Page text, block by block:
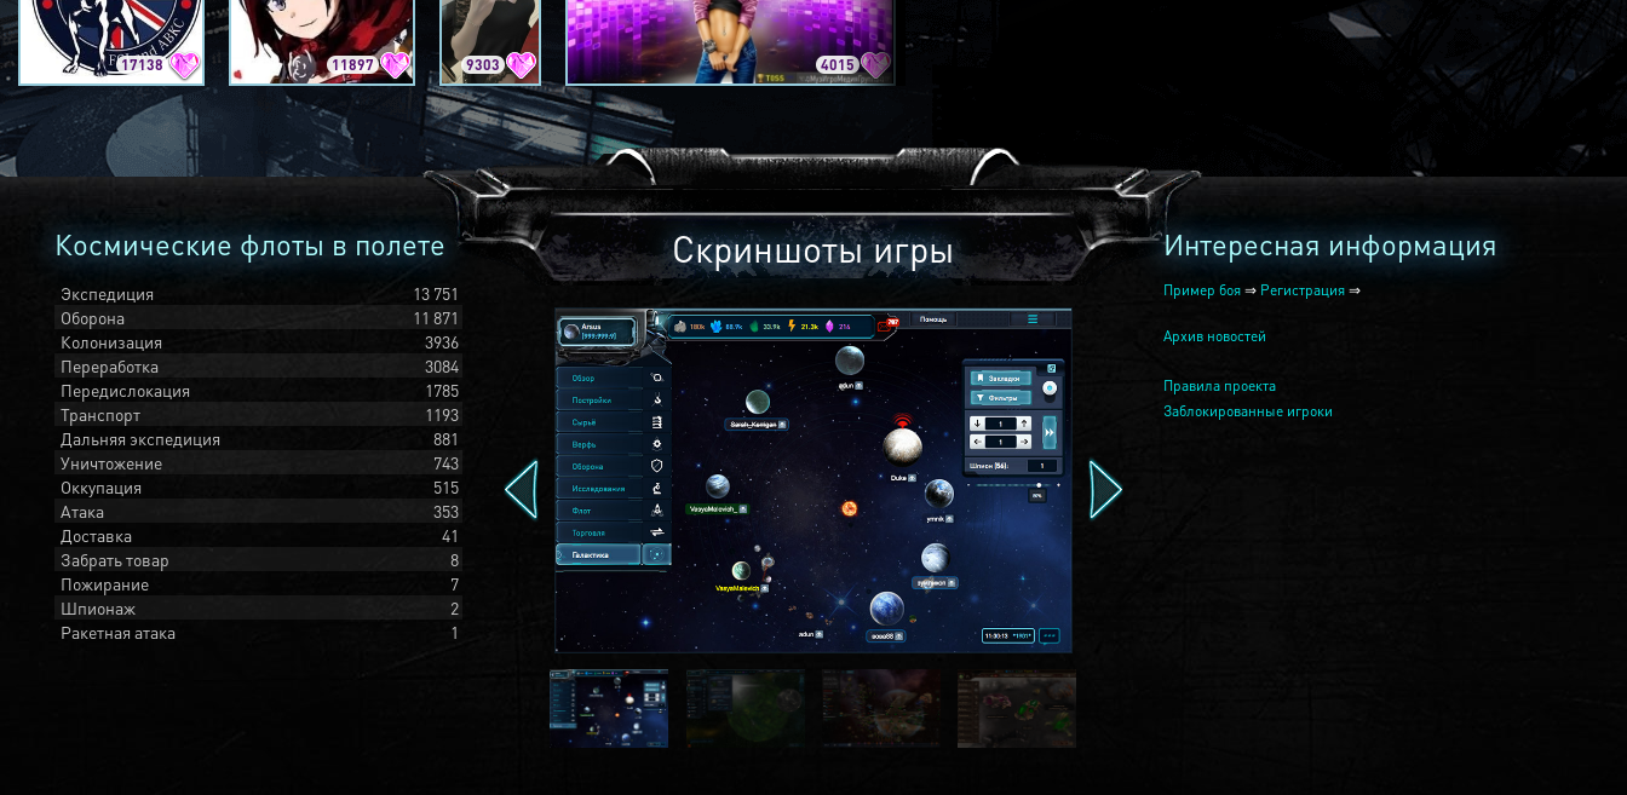
17138 11897 9303 4015 2240
Космические флоты в полете
Экспедиция
13 751
Оборона
11 871
Колонизация
3936
Переработка
3084
Передислокация
1785
Транспорт
1193
Дальняя экспедиция
881
Уничтожение
743
Оккупация
515
Атака
353
Доставка
41
Забрать товар
8
Пожирание
7
Шпионаж
2
Ракетная атака
1
Скриншоты игры Интересная информация
Пример боя ⇒ Регистрация ⇒
Архив новостей
Правила проекта
Заблокированные игроки